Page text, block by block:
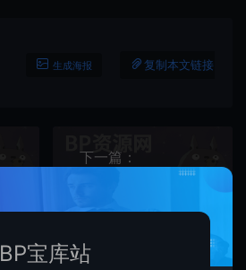
生成海报 复制本文链接
下一篇：
数据分析丨安卓和IOS的用户留存率都有提升，大盘留存率一定提升吗？唐僧念的紧箍咒究竟是什么，翻译成中文只有六个字，换你也头疼
BP宝库站